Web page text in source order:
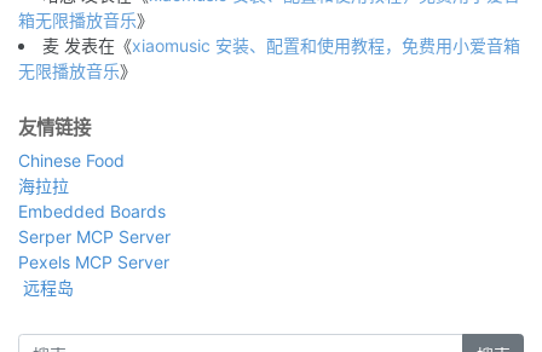
箱无限播放音乐》
麦 发表在《xiaomusic 安装、配置和使用教程，免费用小爱音箱
无限播放音乐》
友情链接
Chinese Food
海拉拉
Embedded Boards
Serper MCP Server
Pexels MCP Server
远程岛